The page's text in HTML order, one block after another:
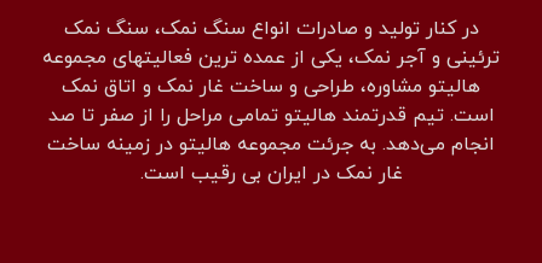
در کنار تولید و صادرات انواع سنگ نمک، سنگ نمک
ترئینی و آجر نمک، یکی از عمده ترین فعالیتهای مجموعه
هالیتو مشاوره، طراحی و ساخت غار نمک و اتاق نمک
است. تیم قدرتمند هالیتو تمامی مراحل را از صفر تا صد
انجام می‌دهد. به جرئت مجموعه هالیتو در زمینه ساخت
غار نمک در ایران بی رقیب است.